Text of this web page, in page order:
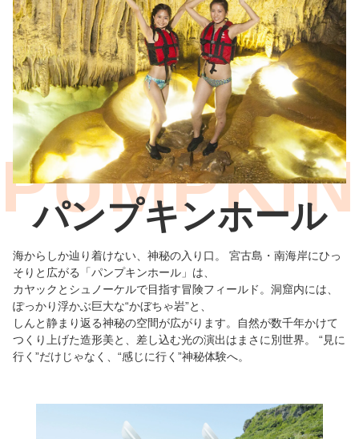
パンプキンホール
海からしか辿り着けない、神秘の入り口。 宮古島・南海岸にひっ
そりと広がる「パンプキンホール」は、
カヤックとシュノーケルで目指す冒険フィールド。洞窟内には、
ぽっかり浮かぶ巨大な“かぼちゃ岩”と、
しんと静まり返る神秘の空間が広がります。自然が数千年かけて
つくり上げた造形美と、差し込む光の演出はまさに別世界。 “見に
行く”だけじゃなく、“感じに行く”神秘体験へ。